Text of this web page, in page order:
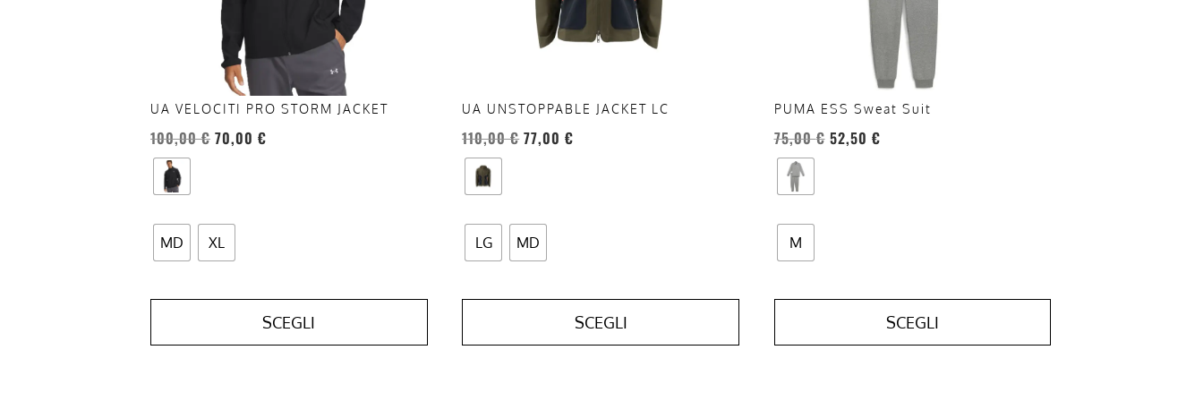
UA VELOCITI PRO STORM JACKET
100,00€ 70,00 €
MD XL
SCEGLI
del
prodotto
UA UNSTOPPABLE JACKET LC
110,00€ 77,00€
LG MD
SCEGLI
del
prodotto
PUMA ESS Sweat Suit
75,00€ 52,50 €
M
SCEGLI
del
prodotto